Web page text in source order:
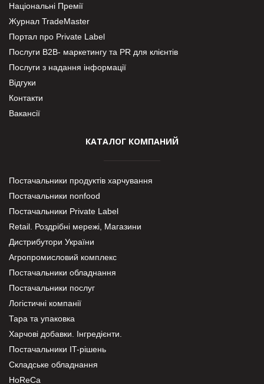
Національні Премії
Журнал TradeMaster
Портал про Private Label
Послуги В2В- маркетингу та PR для клієнтів
Послуги з надання інформації
Відгуки
Контакти
Вакансії
КАТАЛОГ КОМПАНИЙ
Постачальники продуктів харчування
Постачальники nonfood
Постачальники Private Label
Retail. Роздрібні мережі, Магазини
Дистрибутори України
Агропромисловий комплекс
Постачальники обладнання
Постачальники послуг
Логістичні компанії
Тара та упаковка
Харчові добавки. Інгредієнти.
Постачальники IT-рішень
Складське обладнання
HoReCa